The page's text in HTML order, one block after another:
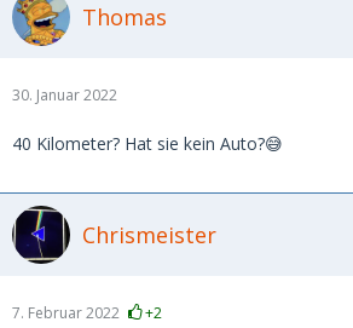
Thomas
30. Januar 2022
40 Kilometer? Hat sie kein Auto?😅
Chrismeister
7. Februar 2022 +2